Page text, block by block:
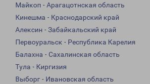
Майкоп - Арагацотнская область
Кинешма - Краснодарский край
Алексин - Забайкальский край
Первоуральск - Республика Карелия
Балахна - Сахалинская область
Тула - Киргизия
Выборг - Ивановская область